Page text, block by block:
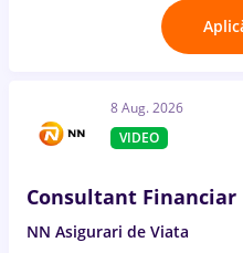
8 Aug. 2026
VIDEO
Consultant Financiar
NN Asigurari de Viata